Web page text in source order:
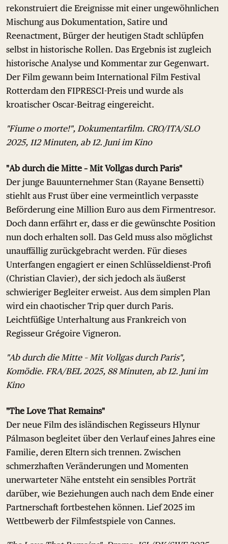
rekonstruiert die Ereignisse mit einer ungewöhnlichen
Mischung aus Dokumentation, Satire und
Reenactment, Bürger der heutigen Stadt schlüpfen
selbst in historische Rollen. Das Ergebnis ist zugleich
historische Analyse und Kommentar zur Gegenwart.
Der Film gewann beim International Film Festival
Rotterdam den FIPRESCI-Preis und wurde als
kroatischer Oscar-Beitrag eingereicht.
"Fiume o morte!", Dokumentarfilm. CRO/ITA/SLO
2025, 112 Minuten, ab 12. Juni im Kino
"Ab durch die Mitte – Mit Vollgas durch Paris"
Der junge Bauunternehmer Stan (Rayane Bensetti)
stiehlt aus Frust über eine vermeintlich verpasste
Beförderung eine Million Euro aus dem Firmentresor.
Doch dann erfährt er, dass er die gewünschte Position
nun doch erhalten soll. Das Geld muss also möglichst
unauffällig zurückgebracht werden. Für dieses
Unterfangen engagiert er einen Schlüsseldienst-Profi
(Christian Clavier), der sich jedoch als äußerst
schwieriger Begleiter erweist. Aus dem simplen Plan
wird ein chaotischer Trip quer durch Paris.
Leichtfüßige Unterhaltung aus Frankreich von
Regisseur Grégoire Vigneron.
"Ab durch die Mitte – Mit Vollgas durch Paris",
Komödie. FRA/BEL 2025, 88 Minuten, ab 12. Juni im
Kino
"The Love That Remains"
Der neue Film des isländischen Regisseurs Hlynur
Pálmason begleitet über den Verlauf eines Jahres eine
Familie, deren Eltern sich trennen. Zwischen
schmerzhaften Veränderungen und Momenten
unerwarteter Nähe entsteht ein sensibles Porträt
darüber, wie Beziehungen auch nach dem Ende einer
Partnerschaft fortbestehen können. Lief 2025 im
Wettbewerb der Filmfestspiele von Cannes.